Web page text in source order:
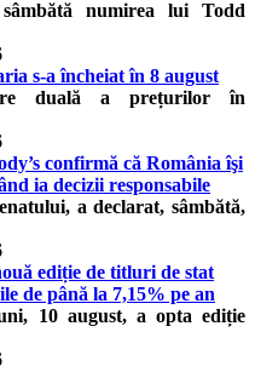
numirea lui Todd
s-a încheiat în 8 august
duală a prețurilor în
confirmă că România îşi
ia decizii responsabile
a declarat, sâmbătă,
ediție de titluri de stat
de până la 7,15% pe an
10 august, a opta ediție